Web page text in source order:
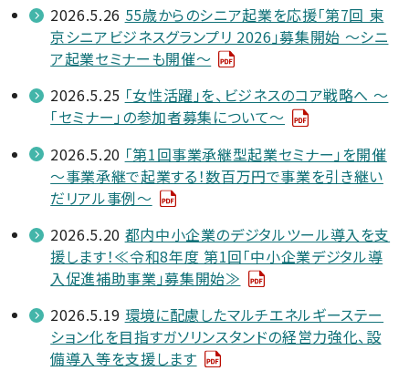
2026.5.26 55歳からのシニア起業を応援「第7回 東
京シニアビジネスグランプリ 2026」募集開始 ～シニ
ア起業セミナーも開催～
2026.5.25 「女性活躍」を、ビジネスのコア戦略へ ～
「セミナー」の参加者募集について～
2026.5.20 「第1回事業承継型起業セミナー」を開催
～事業承継で起業する！数百万円で事業を引き継い
だリアル事例～
2026.5.20 都内中小企業のデジタルツール導入を支
援します！≪令和8年度 第1回「中小企業デジタル導
入促進補助事業」募集開始≫
2026.5.19 環境に配慮したマルチエネルギーステー
ション化を目指すガソリンスタンドの経営力強化、設
備導入等を支援します